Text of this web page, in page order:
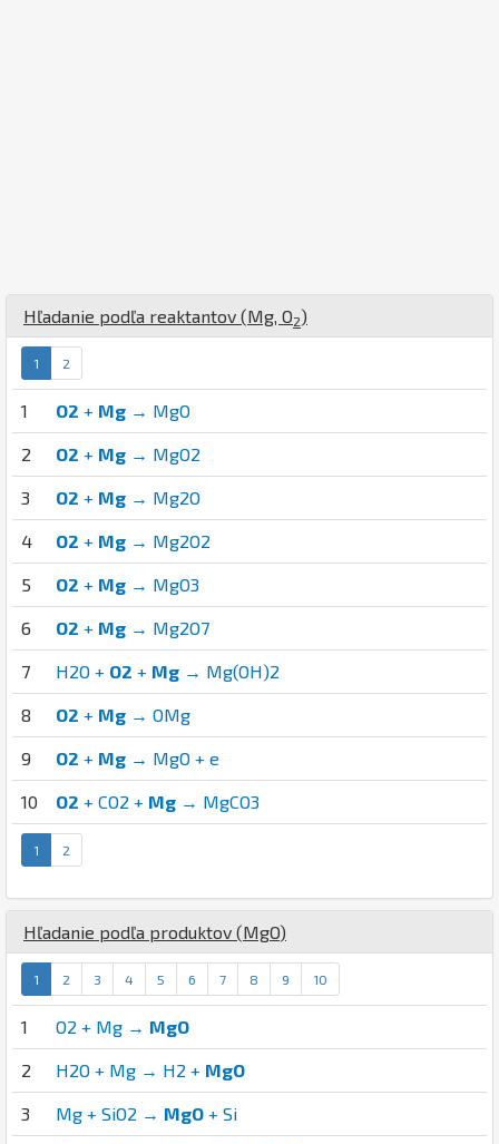
Hľadanie podľa reaktantov (Mg O2)
1 2
1 O2 + Mg → MgO
2 O2 + Mg → MgO2
3 O2 + Mg → Mg2O
4 O2 + Mg → Mg2O2
5 O2 + Mg → MgO3
6 O2 + Mg → Mg2O7
7 H2O + O2 + Mg → Mg(OH)2
8 O2 + Mg → OMg
9 O2 + Mg → MgO + e
10 O2 + CO2 + Mg → MgCO3
1 2
Hľadanie podľa produktov (MgO)
1 2 3 4 5 6 7 8 9 10
1 O2 + Mg → MgO
2 H2O + Mg → H2 + MgO
3 Mg + SiO2 → MgO + Si